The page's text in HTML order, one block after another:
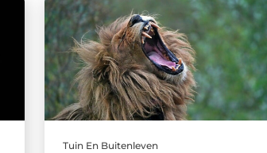
Tuin En Buitenleven